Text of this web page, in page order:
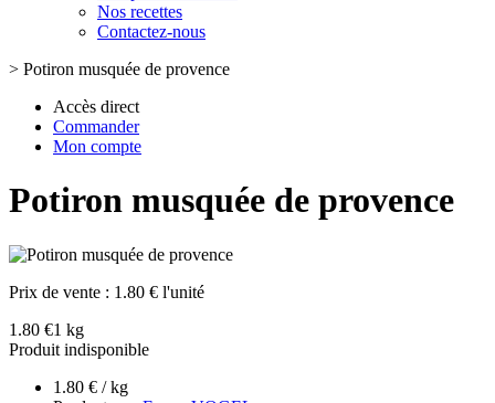
Nos recettes
Contactez-nous
> Potiron musquée de provence
Accès direct
Commander
Mon compte
Potiron musquée de provence
Prix de vente : 1.80 € l'unité
1.80 €1 kg
Produit indisponible
1.80 € / kg